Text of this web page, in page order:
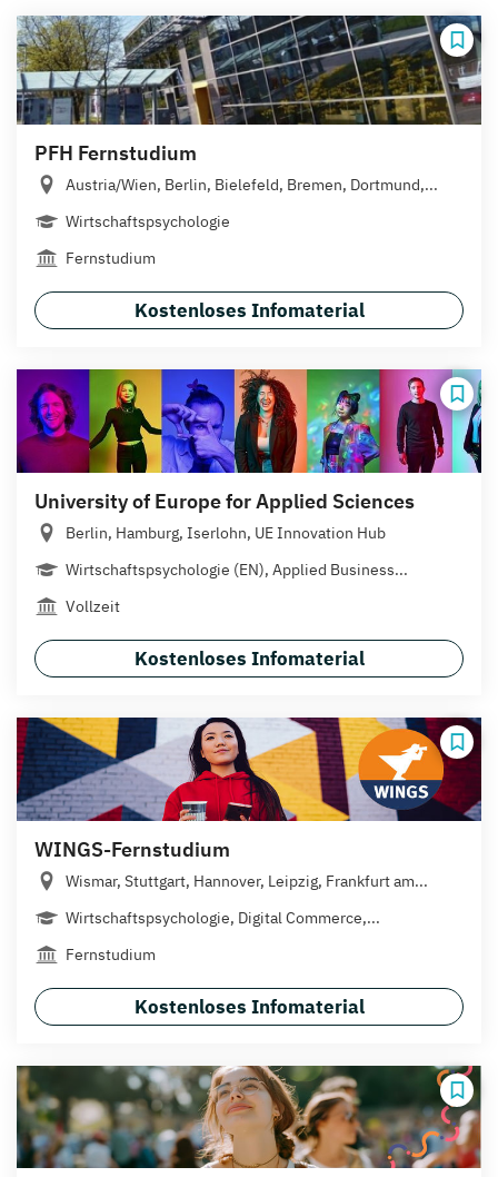
PFH Fernstudium
Austria/Wien, Berlin, Bielefeld, Bremen, Dortmund,...
Wirtschaftspsychologie
Fernstudium
Kostenloses Infomaterial
University of Europe for Applied Sciences
Berlin, Hamburg, Iserlohn, UE Innovation Hub
Wirtschaftspsychologie (EN), Applied Business...
Vollzeit
Kostenloses Infomaterial
WINGS-Fernstudium
Wismar, Stuttgart, Hannover, Leipzig, Frankfurt am...
Wirtschaftspsychologie, Digital Commerce,...
Fernstudium
Kostenloses Infomaterial